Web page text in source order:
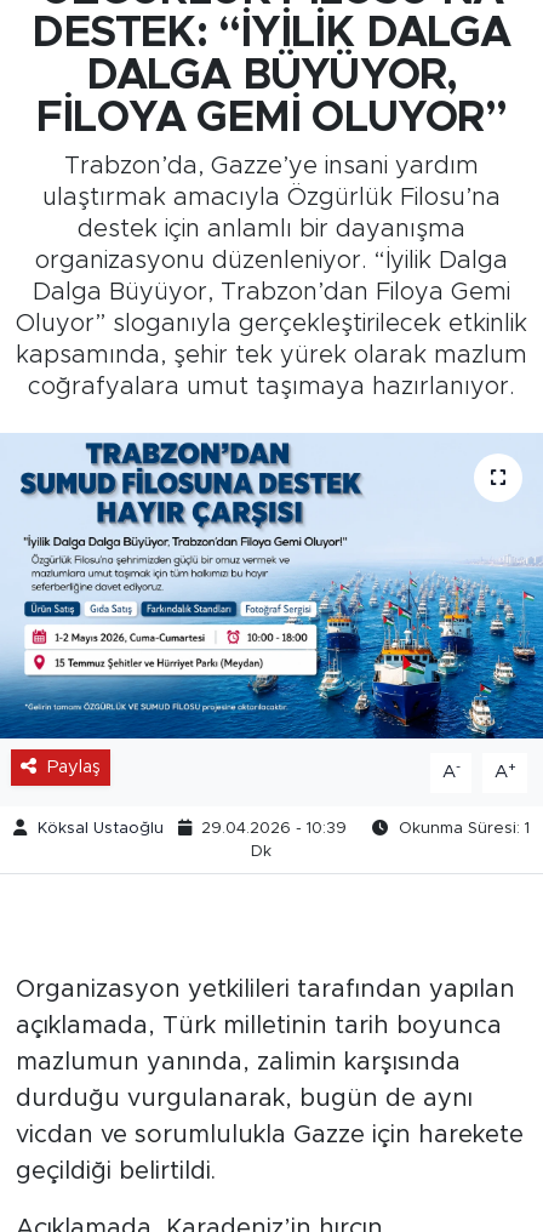
DESTEK: “İYİLİK DALGA
DALGA BÜYÜYOR,
FİLOYA GEMİ OLUYOR”
Trabzon’da, Gazze’ye insani yardım
ulaştırmak amacıyla Özgürlük Filosu’na
destek için anlamlı bir dayanışma
organizasyonu düzenleniyor. “İyilik Dalga
Dalga Büyüyor, Trabzon’dan Filoya Gemi
Oluyor” sloganıyla gerçekleştirilecek etkinlik
kapsamında, şehir tek yürek olarak mazlum
coğrafyalara umut taşımaya hazırlanıyor.
Paylaş A- A+
Köksal Ustaoğlu 29.04.2026 - 10:39
Okunma Süresi: 1
Dk
Organizasyon yetkilileri tarafından yapılan
açıklamada, Türk milletinin tarih boyunca
mazlumun yanında, zalimin karşısında
durduğu vurgulanarak, bugün de aynı
vicdan ve sorumlulukla Gazze için harekete
geçildiği belirtildi.
Medya
Sağlık
Siyaset
Teknoloji
GURBETTEN SILAYA
Foto Galeri
Manşet
Ulusal Son Dakika Haberleri